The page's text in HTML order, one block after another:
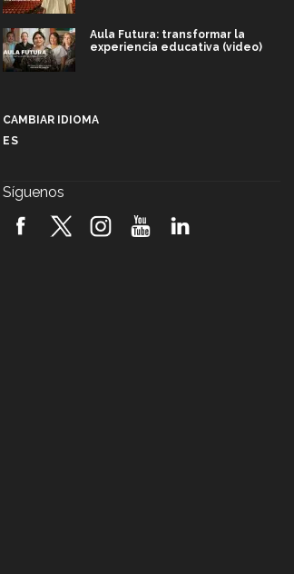
Aula Futura: transformar la
experiencia educativa (video)
robótica FIRST 2026! (video)
CAMBIAR IDIOMA
ES
Síguenos